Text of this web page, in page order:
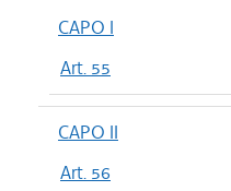
CAPO I
Art. 55
CAPO II
Art. 56